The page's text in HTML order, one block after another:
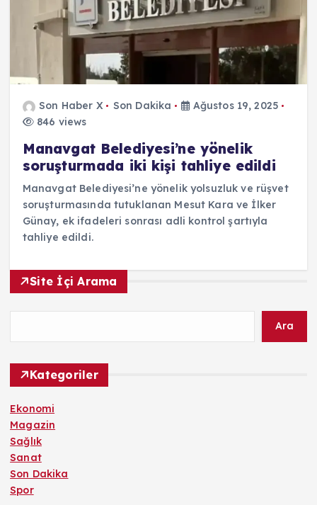
Son Haber X Son Dakika
Ağustos 19, 2025
846 views
Manavgat Belediyesi’ne yönelik
soruşturmada iki kişi tahliye edildi
Manavgat Belediyesi’ne yönelik yolsuzluk ve rüşvet
soruşturmasında tutuklanan Mesut Kara ve İlker
Günay, ek ifadeleri sonrası adli kontrol şartıyla
tahliye edildi.
Site İçi Arama
Ara
Kategoriler
Ekonomi
Magazin
Sağlık
Sanat
Son Dakika
Spor